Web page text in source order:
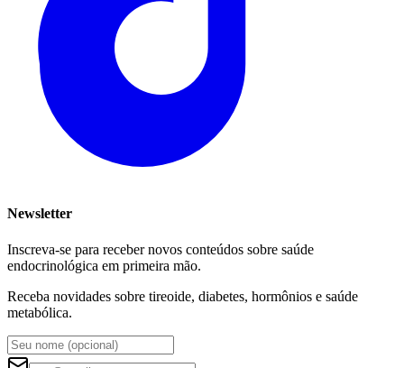
Newsletter
Inscreva-se para receber novos conteúdos sobre saúde
endocrinológica em primeira mão.
Receba novidades sobre tireoide, diabetes, hormônios e saúde
metabólica.